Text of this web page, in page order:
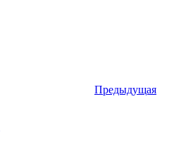
Предыдущая